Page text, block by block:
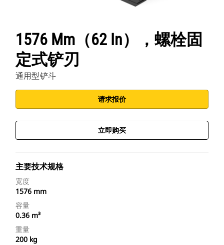
1576 Mm（62 In），螺栓固
定式铲刃
通用型铲斗
请求报价
立即购买
主要技术规格
宽度
1576 mm
容量
0.36 m³
重量
200 kg